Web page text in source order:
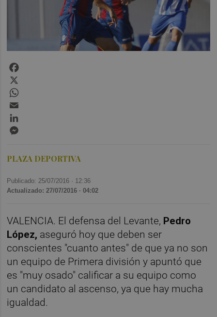
PLAZA DEPORTIVA
Publicado: 25/07/2016 · 12:36
Actualizado: 27/07/2016 · 04:02
VALENCIA. El defensa del Levante, Pedro
López, aseguró hoy que deben ser
conscientes "cuanto antes" de que ya no son
un equipo de Primera división y apuntó que
es "muy osado" calificar a su equipo como
un candidato al ascenso, ya que hay mucha
igualdad.